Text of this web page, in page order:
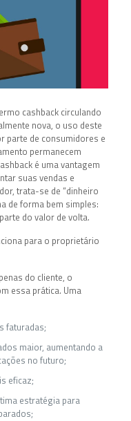
cashback circulando
nova, o uso deste
parte de consumidores e
permanecem
é uma vantagem
suas vendas e
trata-se de “dinheiro
de forma bem simples:
do valor de volta.
para o proprietário
do cliente, o
essa prática. Uma
faturadas;
maior, aumentando a
no futuro;
eficaz;
estratégia para